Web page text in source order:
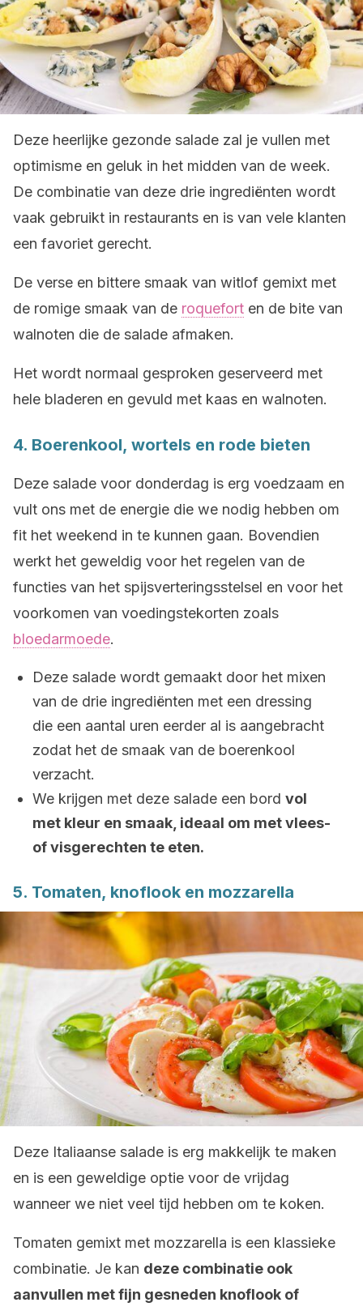
Deze heerlijke gezonde salade zal je vullen met
optimisme en geluk in het midden van de week.
De combinatie van deze drie ingrediënten wordt
vaak gebruikt in restaurants en is van vele klanten
een favoriet gerecht.
De verse en bittere smaak van witlof gemixt met
de romige smaak van de roquefort en de bite van
walnoten die de salade afmaken.
Het wordt normaal gesproken geserveerd met
hele bladeren en gevuld met kaas en walnoten.
4. Boerenkool, wortels en rode bieten
Deze salade voor donderdag is erg voedzaam en
vult ons met de energie die we nodig hebben om
fit het weekend in te kunnen gaan. Bovendien
werkt het geweldig voor het regelen van de
functies van het spijsverteringsstelsel en voor het
voorkomen van voedingstekorten zoals
bloedarmoede.
Deze salade wordt gemaakt door het mixen
van de drie ingrediënten met een dressing
die een aantal uren eerder al is aangebracht
zodat het de smaak van de boerenkool
verzacht.
We krijgen met deze salade een bord vol
met kleur en smaak, ideaal om met vlees-
of visgerechten te eten.
5. Tomaten, knoflook en mozzarella
Deze Italiaanse salade is erg makkelijk te maken
en is een geweldige optie voor de vrijdag
wanneer we niet veel tijd hebben om te koken.
Tomaten gemixt met mozzarella is een klassieke
combinatie. Je kan deze combinatie ook
aanvullen met fijn gesneden knoflook of